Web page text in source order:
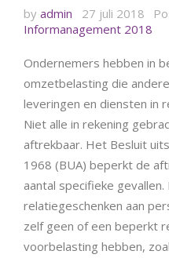
by admin 27 juli 2018
Informanagement 2018
Ondernemers hebben in
omzetbelasting die
leveringen en diensten in
Niet alle in rekening
aftrekbaar. Het Besluit
1968 (BUA) beperkt de
aantal specifieke
relatiegeschenken aan
zelf geen of een beperkt
voorbelasting hebben,